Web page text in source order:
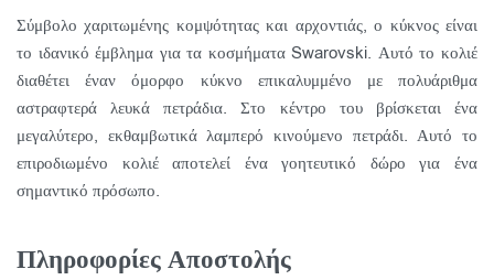
Σύμβολο χαριτωμένης κομψότητας και αρχοντιάς, ο κύκνος είναι
το ιδανικό έμβλημα για τα κοσμήματα Swarovski. Αυτό το κολιέ
διαθέτει έναν όμορφο κύκνο επικαλυμμένο με πολυάριθμα
αστραφτερά λευκά πετράδια. Στο κέντρο του βρίσκεται ένα
μεγαλύτερο, εκθαμβωτικά λαμπερό κινούμενο πετράδι. Αυτό το
επιροδιωμένο κολιέ αποτελεί ένα γοητευτικό δώρο για ένα
σημαντικό πρόσωπο.
Πληροφορίες Αποστολής